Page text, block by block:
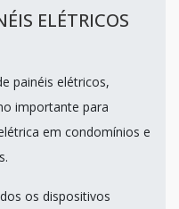
ELÉTRICOS
painéis elétricos,
importante para
em condomínios e
os dispositivos